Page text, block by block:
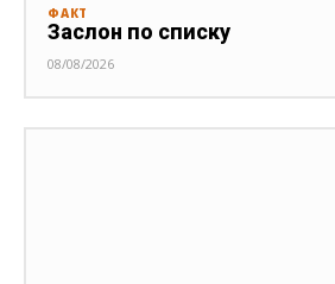
ФАКТ
Заслон по списку
08/08/2026